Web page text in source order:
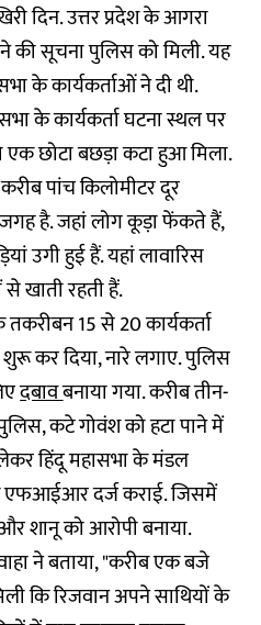
दिन. उत्तर प्रदेश के आगरा
सूचना पुलिस को मिली. यह
के कार्यकर्ताओं ने दी थी.
के कार्यकर्ता घटना स्थल पर
छोटा बछड़ा कटा हुआ मिला.
पांच किलोमीटर दूर
है. जहां लोग कूड़ा फेंकते हैं,
उगी हुई हैं. यहां लावारिस
खाती रहती हैं.
15 से 20 कार्यकर्ता
कर दिया, नारे लगाए. पुलिस
दबावबनाया गया. करीब तीन-
कटे गोवंश को हटा पाने में
हिंदू महासभा के मंडल
एफआईआर दर्ज कराई. जिसमें
शानू को आरोपी बनाया.
ने बताया, "करीब एक बजे
कि रिजवान अपने साथियों के